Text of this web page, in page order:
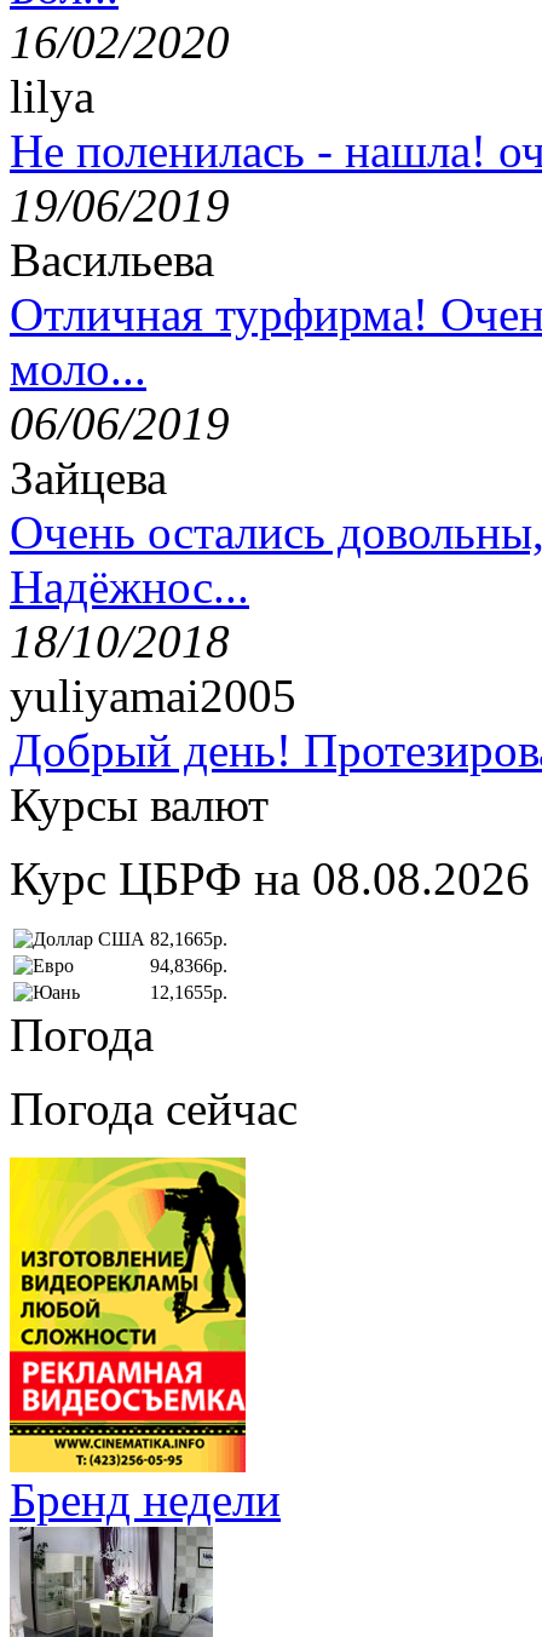
16/02/2020
lilya
Не поленилась - нашла!
19/06/2019
Васильева
Отличная турфирма!
моло...
06/06/2019
Зайцева
Очень остались
Надёжнос...
18/10/2018
yuliyamai2005
Добрый день!
Курсы валют
Курс ЦБРФ на 08.08.2026
82,1665р.
94,8366р.
12,1655р.
Погода
Погода сейчас
Бренд недели